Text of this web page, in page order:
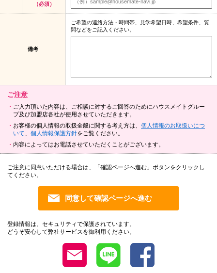
（必須）
備考
ご希望の連絡方法・時間帯、見学希望日時、希望条件、質
問などをご記入ください。
ご注意
ご入力頂いた内容は、ご相談に対するご回答のためにハウスメイトグルー
プ及び加盟店各社が使用させていただきます。
お客様の個人情報の取扱全般に関する考え方は、 個人情報のお取扱いにつ
いて
個人情報保護方針をご覧ください。
内容によってはお電話させていただくことがございます。
ご注意に同意いただける場合は、「確認ページへ進む」ボタンをクリックし
てください。
登録情報は、セキュリティで保護されています。
どうぞ安心して弊社サービスを御利用ください。